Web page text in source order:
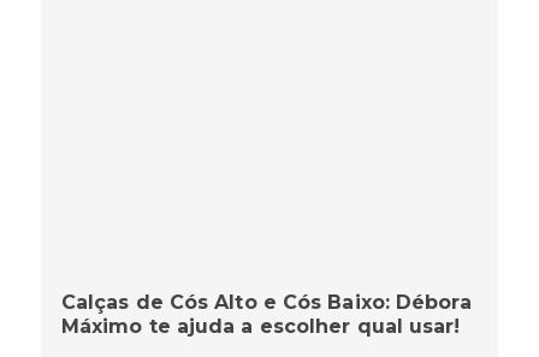
Calças de Cós Alto e Cós Baixo: Débora
Máximo te ajuda a escolher qual usar!